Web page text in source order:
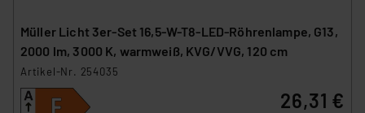
Müller Licht 3er-Set 16,5-W-T8-LED-Röhrenlampe, G13,
2000 lm, 3000 K, warmweiß, KVG/VVG, 120 cm
Artikel-Nr. 254035
26,31 €